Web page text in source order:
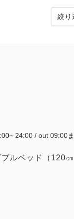
絞り
24:00 / out 09:00
ルベッド（120